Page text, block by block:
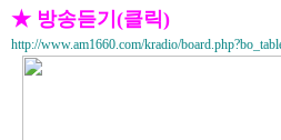
★ 방송듣기(클릭)
http://www.am1660.com/kradio/